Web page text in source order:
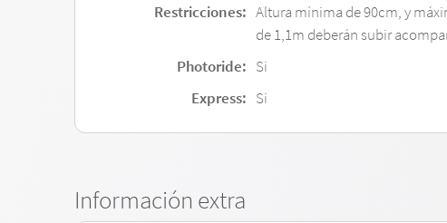
Restricciones: Altura mínima de 90cm, y
de 1,1m deberán subir
Photoride: Si
Express: Si
Información extra